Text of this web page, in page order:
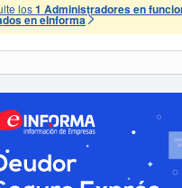
los1 Administradores en
en eInforma